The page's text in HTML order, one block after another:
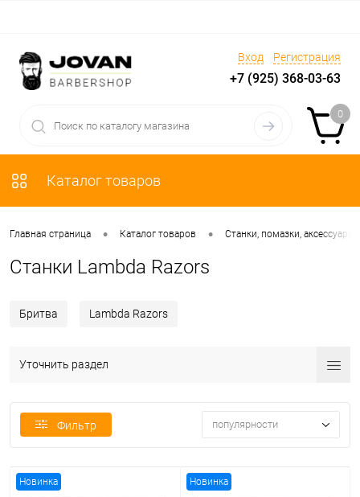
Вход Регистрация
+7 (925) 368-03-63
0
Каталог товаров
Главная страница • Каталог товаров • Станки, помазки, аксессуары
Станки Lambda Razors
Бритва Lambda Razors
Уточнить раздел
Фильтр популярности
Новинка Новинка